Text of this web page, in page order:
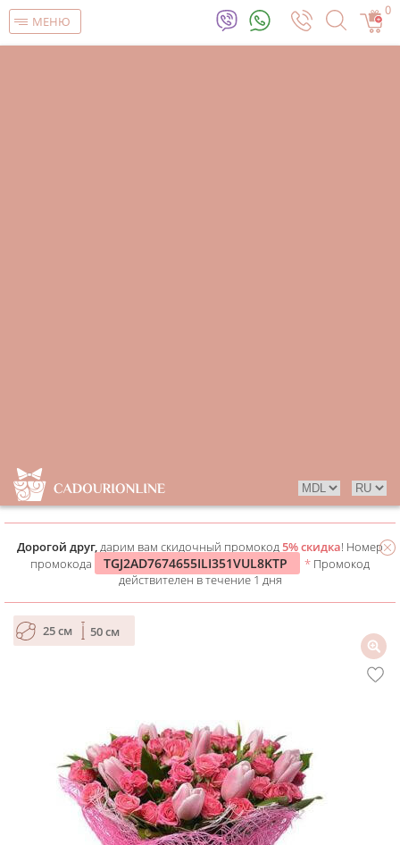
МЕНЮ
0
Дорогой друг,дарим вам скидочный промокод5% скидка! Номер
промокода
TGJ2AD7674655ILI351VUL8KTP * Промокод
действителен в течение 1 дня
25 см 50 см